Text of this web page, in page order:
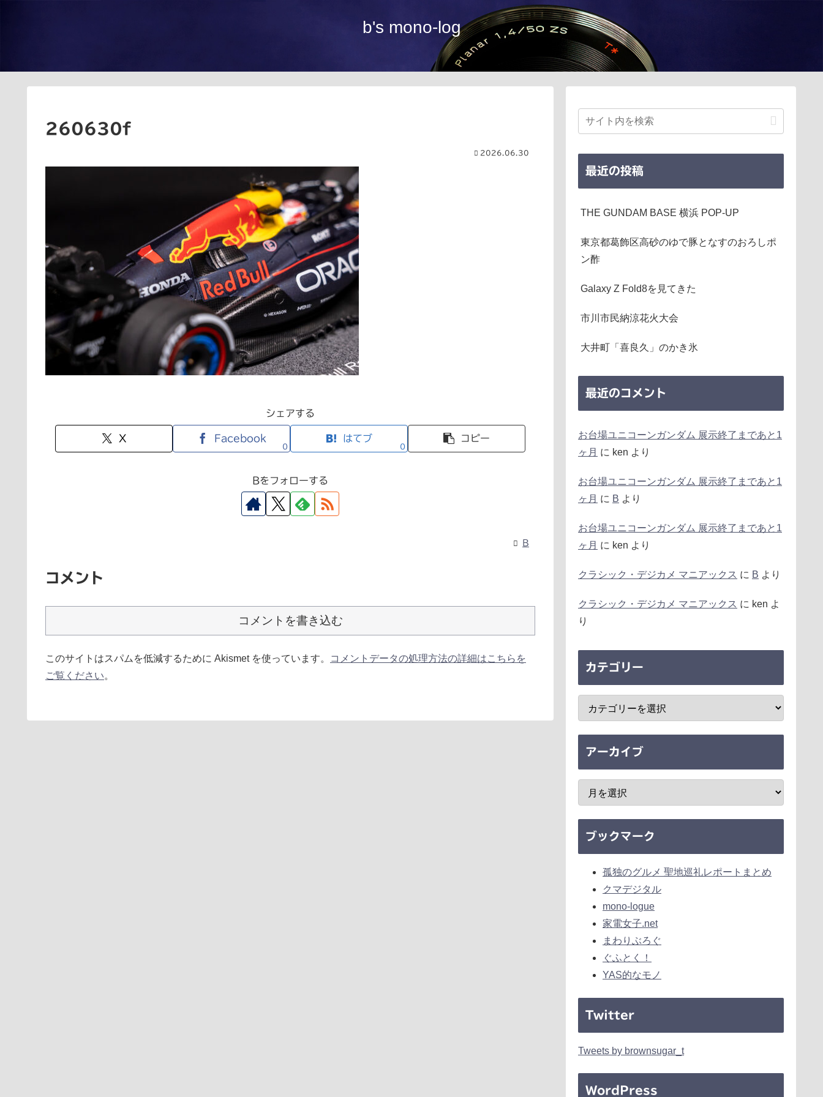
b's mono-log
260630f
2026.06.30
シェアする
X Facebook
0
はてブ
0
コピー
Bをフォローする
B
コメント
コメントを書き込む
このサイトはスパムを低減するために Akismet を使っています。
コメントデータの処理方法の詳細はこちらを
ご覧ください。
最近の投稿
THE GUNDAM BASE 横浜 POP-UP
東京都葛飾区高砂のゆで豚となすのおろしポ
ン酢
Galaxy Z Fold8を見てきた
市川市民納涼花火大会
大井町「喜良久」のかき氷
最近のコメント
お台場ユニコーンガンダム 展示終了まであと1
ヶ月 に ken より
お台場ユニコーンガンダム 展示終了まであと1
ヶ月 に B より
お台場ユニコーンガンダム 展示終了まであと1
ヶ月 に ken より
クラシック・デジカメ マニアックス に B より
クラシック・デジカメ マニアックス に ken よ
り
カテゴリー
アーカイブ
ブックマーク
孤独のグルメ 聖地巡礼レポートまとめ
クマデジタル
mono-logue
家電女子.net
まわりぶろぐ
ぐふとく！
YAS的なモノ
Twitter
Tweets by brownsugar_t
WordPress